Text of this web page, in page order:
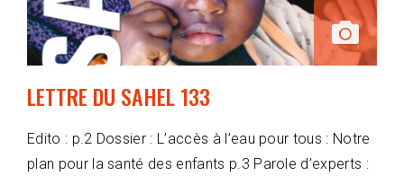
LETTRE DU SAHEL 133
Edito : p.2 Dossier : L’accès à l’eau pour tous : Notre
plan pour la santé des enfants p.3 Parole d’experts :